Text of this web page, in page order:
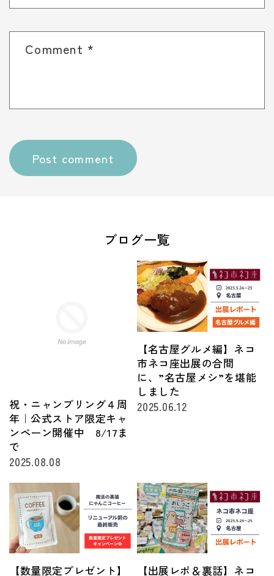
Comment *
ブログ一覧
祝・ニャンプリング４周
年｜公式ストア限定キャ
ンペーン開催中 8/17ま
で
2025.08.08
【名古屋グルメ編】ネコ
市ネコ座出展の合間
に、”名古屋メシ”を堪能
しました
2025.06.12
【数量限定プレゼント】 【出展レポ＆裏話】ネコ